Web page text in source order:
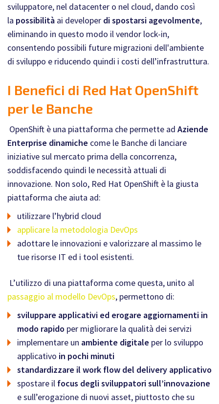
sviluppatore, nel datacenter o nel cloud, dando così
la possibilità ai developer di spostarsi agevolmente,
eliminando in questo modo il vendor lock-in,
consentendo possibili future migrazioni dell'ambiente
di sviluppo e riducendo quindi i costi dell’infrastruttura.
I Benefici di Red Hat OpenShift
per le Banche
OpenShift è una piattaforma che permette ad Aziende
Enterprise dinamiche come le Banche di lanciare
iniziative sul mercato prima della concorrenza,
soddisfacendo quindi le necessità attuali di
innovazione. Non solo, Red Hat OpenShift è la giusta
piattaforma che aiuta ad:
utilizzare l’hybrid cloud
applicare la metodologia DevOps
adottare le innovazioni e valorizzare al massimo le
tue risorse IT ed i tool esistenti.
L’utilizzo di una piattaforma come questa, unito al
passaggio al modello DevOps, permettono di:
sviluppare applicativi ed erogare aggiornamenti in
modo rapido per migliorare la qualità dei servizi
implementare un ambiente digitale per lo sviluppo
applicativo in pochi minuti
standardizzare il work flow del delivery applicativo
spostare il focus degli sviluppatori sull’innovazione
e sull’erogazione di nuovi asset, piuttosto che su